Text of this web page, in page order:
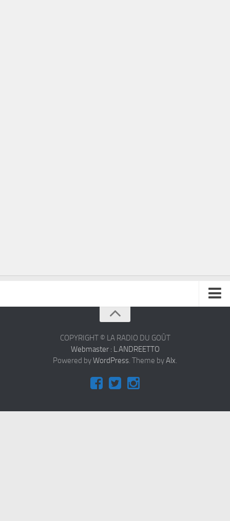
COPYRIGHT © LA RADIO DU GOÛT
Webmaster : L.ANDREETTO
Powered byWordPress. Theme byAlx.